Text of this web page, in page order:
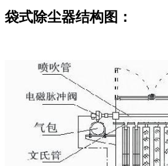
袋式除尘器结构图：